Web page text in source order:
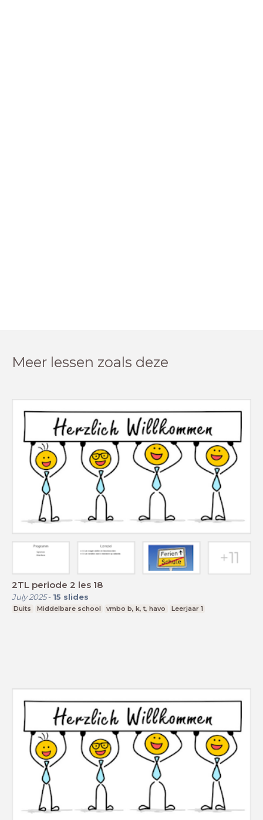
Meer lessen zoals deze
2TL periode 2 les 18
July 2025- 15 slides
Duits Middelbare school vmbo b, k, t, havo Leerjaar 1